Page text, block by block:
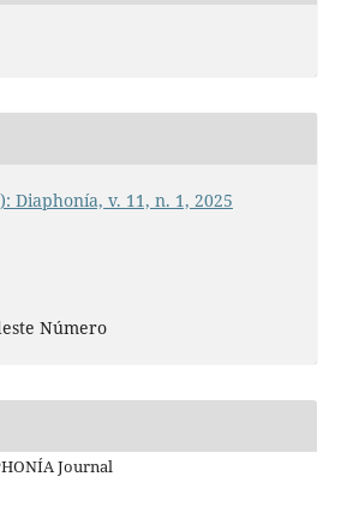
Diaphonía, v. 11, n. 1, 2025
Número
Journal